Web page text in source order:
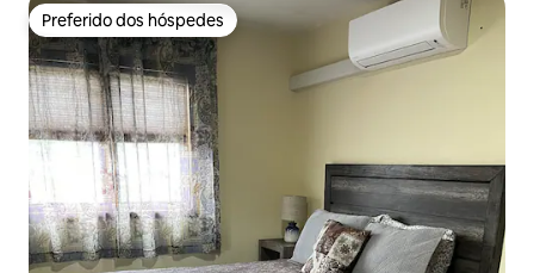
Preferido dos hóspedes
Preferido dos hóspedes